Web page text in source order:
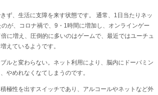
ず、生活に支障を来す状態です。 通常、1日当たりネッ
が、コロナ禍で、9・1時間に増加し、オンラインゲー
に増え、圧倒的に多いのはゲームで、最近ではユーチュ
えているようです。
ルと変わらない。ネット利用により、脳内にドーパミン
やめれなくなてしまうのです。
極性を出すスイッチであり、アルコールやネットなど外